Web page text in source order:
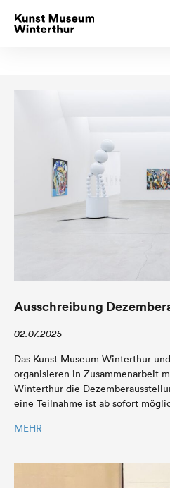
Ausschreibung
02.07.2025
Das Kunst Museum Winterthur
organisieren in Zusammenarbeit
Winterthur die
eine Teilnahme ist ab sofort
MEHR